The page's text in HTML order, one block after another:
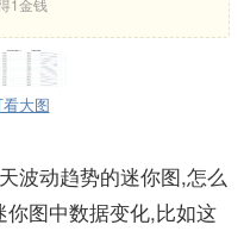
1金钱
大图
波动趋势的迷你图,怎么
图中数据变化,比如这